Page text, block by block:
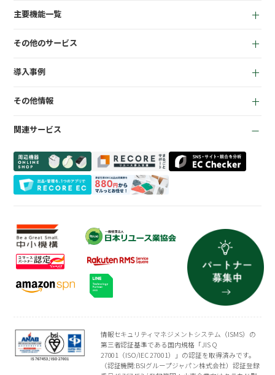
アパレル向け
主要機能一覧
EC機能
KPI管理機能
会計機能
その他のサービス
質機能
ささげ代行サービス
導入事例
商材専門店
買取専門店
トレーディングカード
その他情報
よくある質問
会社概要
プライバシーポリシー
関連サービス
情報セキュリティマネジメントシステム（ISMS）の
第三者認証基準である国内規格「JIS Q
27001（ISO/IEC 27001）」の認証を取得済みです。
（認証機関:BSIグループジャパン株式会社）認証登録